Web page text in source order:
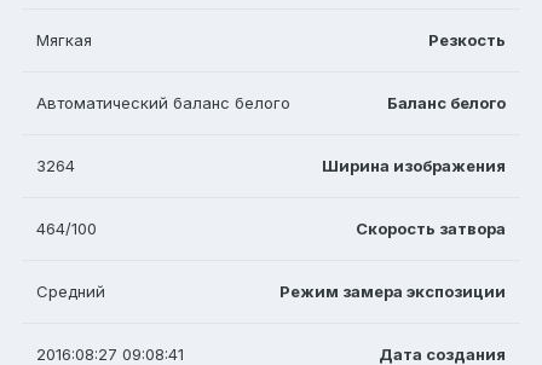
Резкость
Мягкая
Баланс белого
Автоматический баланс белого
Ширина изображения
3264
Скорость затвора
464/100
Режим замера экспозиции
Средний
Дата создания
2016:08:27 09:08:41